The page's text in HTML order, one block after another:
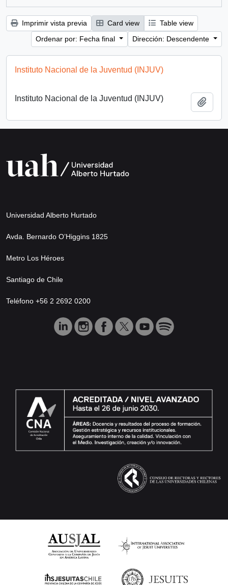
Imprimir vista previa Card view
Table view
Ordenar por: Fecha final
Dirección: Descendente
Instituto Nacional de la Juventud (INJUV)
Instituto Nacional de la Juventud (INJUV)
Universidad Alberto Hurtado
Avda. Bernardo O’Higgins 1825
Metro Los Héroes
Santiago de Chile
Teléfono +56 2 2692 0200